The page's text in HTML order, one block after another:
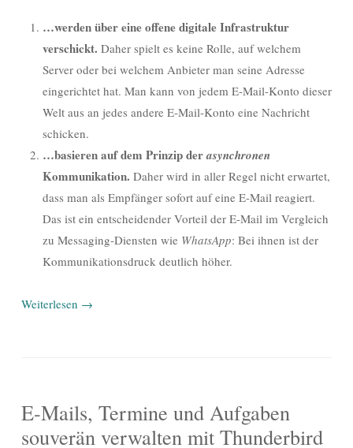
…werden über eine offene digitale Infrastruktur
verschickt. Daher spielt es keine Rolle, auf welchem
Server oder bei welchem Anbieter man seine Adresse
eingerichtet hat. Man kann von jedem E-Mail-Konto dieser
Welt aus an jedes andere E-Mail-Konto eine Nachricht
schicken.
…basieren auf dem Prinzip derasynchronen
Kommunikation. Daher wird in aller Regel nicht erwartet,
dass man als Empfänger sofort auf eine E-Mail reagiert.
Das ist ein entscheidender Vorteil der E-Mail im Vergleich
zu Messaging-Diensten wie WhatsApp: Bei ihnen ist der
Kommunikationsdruck deutlich höher.
Weiterlesen →
E-Mails, Termine und Aufgaben
souverän verwalten mit Thunderbird